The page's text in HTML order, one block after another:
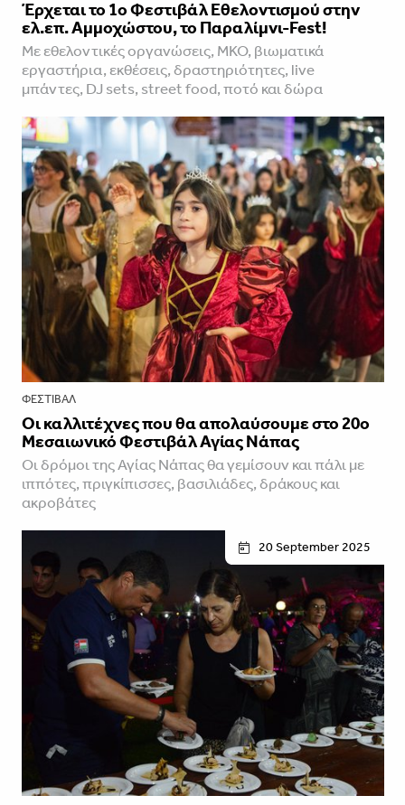
Έρχεται το 1ο Φεστιβάλ Εθελοντισμού στην
ελ.επ. Αμμοχώστου, το Παραλίμνι-Fest!
Με εθελοντικές οργανώσεις, ΜΚΟ, βιωματικά
εργαστήρια, εκθέσεις, δραστηριότητες, live
μπάντες, DJ sets, street food, ποτό και δώρα
ΦΕΣΤΙΒΑΛ
Οι καλλιτέχνες που θα απολαύσουμε στο 20ο
Μεσαιωνικό Φεστιβάλ Αγίας Νάπας
Οι δρόμοι της Αγίας Νάπας θα γεμίσουν και πάλι με
ιππότες, πριγκίπισσες, βασιλιάδες, δράκους και
ακροβάτες
20 September 2025